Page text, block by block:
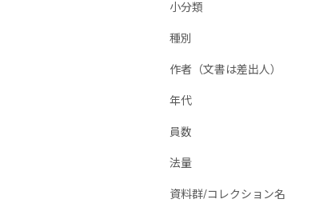
小分類
種別
作者（文書は差出人）
年代
員数
法量
資料群/コレクション名